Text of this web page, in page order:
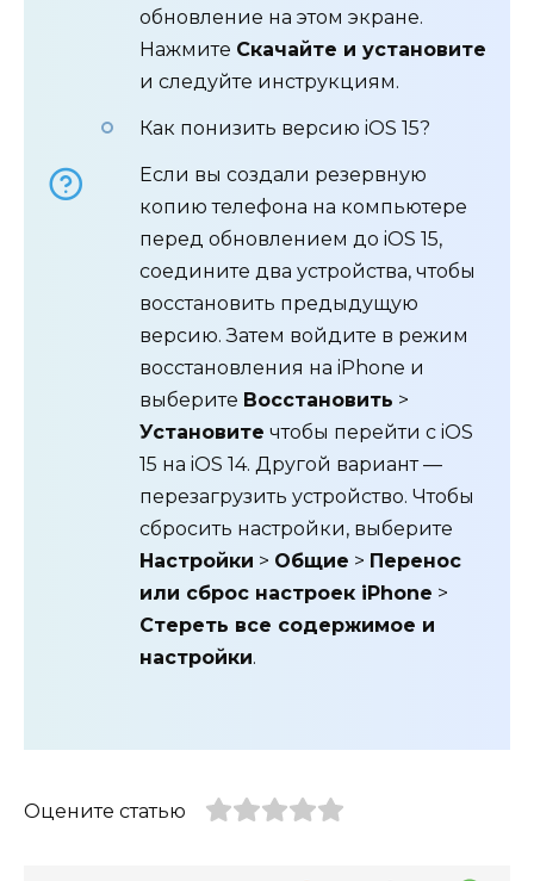
обновление на этом экране.
Нажмите Скачайте и установите
и следуйте инструкциям.
Как понизить версию iOS 15?
Если вы создали резервную
копию телефона на компьютере
перед обновлением до iOS 15,
соедините два устройства, чтобы
восстановить предыдущую
версию. Затем войдите в режим
восстановления на iPhone и
выберите Восстановить >
Установите чтобы перейти с iOS
15 на iOS 14. Другой вариант —
перезагрузить устройство. Чтобы
сбросить настройки, выберите
Настройки > Общие > Перенос
или сброс настроек iPhone >
Стереть все содержимое и
настройки.
Оцените статью